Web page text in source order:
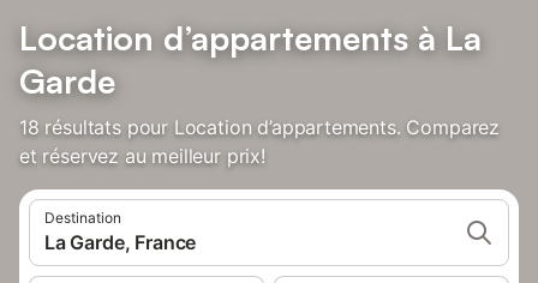
Location d’appartements à La
Garde
18 résultats pour Location d’appartements. Comparez
et réservez au meilleur prix!
Destination
La Garde, France